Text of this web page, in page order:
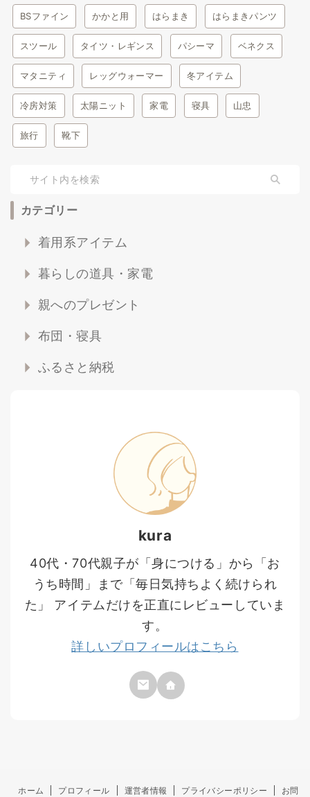
BSファイン かかと用 はらまき はらまきパンツ
スツール タイツ・レギンス パシーマ ベネクス
マタニティ レッグウォーマー 冬アイテム
冷房対策 太陽ニット 家電 寝具 山忠
旅行 靴下
カテゴリー
着用系アイテム
暮らしの道具・家電
親へのプレゼント
布団・寝具
ふるさと納税
kura
40代・70代親子が「身につける」から「お
うち時間」まで「毎日気持ちよく続けられ
た」 アイテムだけを正直にレビューしていま
す。
詳しいプロフィールはこちら
ホーム プロフィール 運営者情報 プライバシーポリシー お問